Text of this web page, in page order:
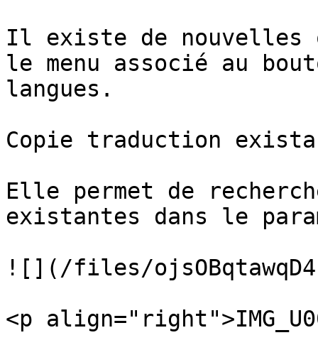
Il existe de nouvelles
le menu associé au
langues.
Copie traduction
Elle permet de
existantes dans le
![](/files/
<p